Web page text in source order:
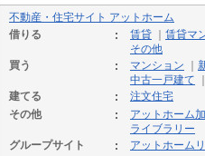
不動産・住宅サイト アットホーム
借りる
賃貸
賃貸マ
その他
買う
マンション
中古一戸建て
建てる
注文住宅
その他
アットホーム
ライブラリー
グループサイト
アットホーム